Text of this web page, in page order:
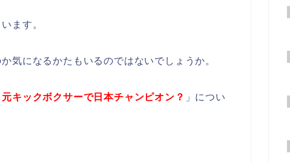
ます。
気になるかたもいるのではないでしょうか。
キックボクサーで日本チャンピオン？ 」につい